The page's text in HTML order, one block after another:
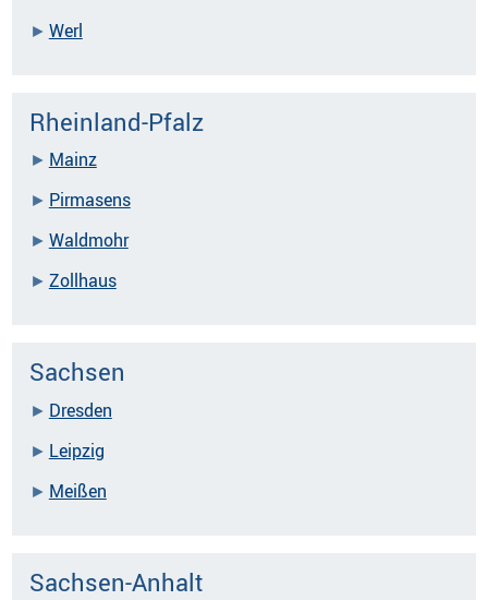
Werl
Rheinland-Pfalz
Mainz
Pirmasens
Waldmohr
Zollhaus
Sachsen
Dresden
Leipzig
Meißen
Sachsen-Anhalt